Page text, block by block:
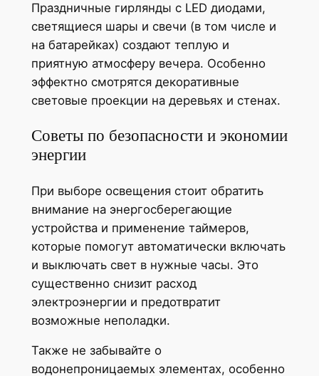
Праздничные гирлянды с LED диодами,
светящиеся шары и свечи (в том числе и
на батарейках) создают теплую и
приятную атмосферу вечера. Особенно
эффектно смотрятся декоративные
световые проекции на деревьях и стенах.
Советы по безопасности и экономии
энергии
При выборе освещения стоит обратить
внимание на энергосберегающие
устройства и применение таймеров,
которые помогут автоматически включать
и выключать свет в нужные часы. Это
существенно снизит расход
электроэнергии и предотвратит
возможные неполадки.
Также не забывайте о
водонепроницаемых элементах, особенно